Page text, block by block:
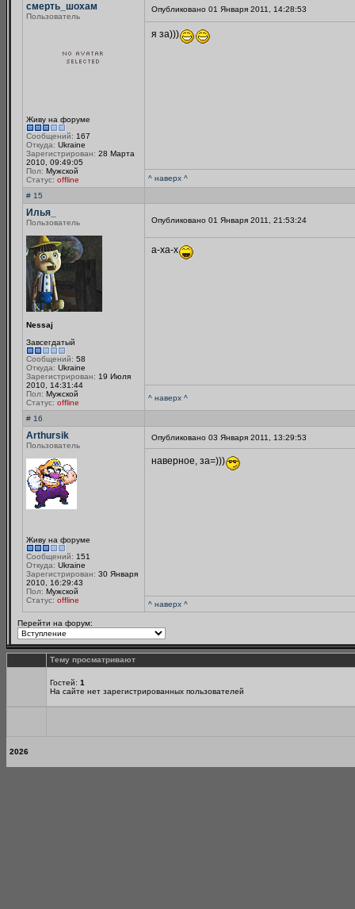
смерть_шохам
Пользователь
Живу на форуме
Сообщений: 167
Откуда: Ukraine
Зарегистрирован: 28 Марта
2010, 09:49:05
Пол: Мужской
Статус: offline
Опубликовано 01 Января 2011, 14:28:53
я за)))
^ наверх ^
# 15
Илья_
Пользователь
Nessaj
Завсегдатый
Сообщений: 58
Откуда: Ukraine
Зарегистрирован: 19 Июля
2010, 14:31:44
Пол: Мужской
Статус: offline
Опубликовано 01 Января 2011, 21:53:24
а-ха-х
^ наверх ^
# 16
Arthursik
Пользователь
Живу на форуме
Сообщений: 151
Откуда: Ukraine
Зарегистрирован: 30 Января
2010, 16:29:43
Пол: Мужской
Статус: offline
Опубликовано 03 Января 2011, 13:29:53
наверное, за=)))
^ наверх ^
Перейти на форум:
Тему просматривают
Гостей: 1
На сайте нет зарегистрированных пользователей
2026